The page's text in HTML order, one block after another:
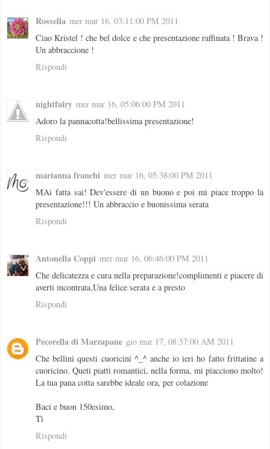
Rossella mer mar 16, 03:11:00 PM 2011
Ciao Kristel ! che bel dolce e che presentazione raffinata ! Brava !
Un abbraccione !
Rispondi
nightfairy mer mar 16, 05:06:00 PM 2011
Adoro la pannacotta!bellissima presentazione!
Rispondi
marianna franchi mer mar 16, 05:38:00 PM 2011
MAi fatta sai! Dev'essere di un buono e poi mi piace troppo la
presentazione!!! Un abbraccio e buonissima serata
Rispondi
Antonella Coppi mer mar 16, 06:46:00 PM 2011
Che delicatezza e cura nella preparazione!complimenti e piacere di
averti incontrata,Una felice serata e a presto
Rispondi
Pecorella di Marzapane gio mar 17, 08:57:00 AM 2011
Che bellini questi cuoricini ^_^ anche io ieri ho fatto frittatine a
cuoricino. Queti piatti romantici, nella forma, mi piacciono molto!
La tua pana cotta sarebbe ideale ora, per colazione
Baci e buon 150esimo,
Tì
Rispondi